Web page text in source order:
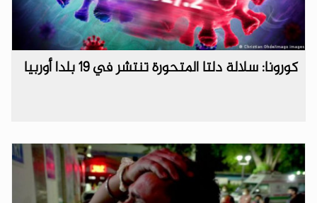
كورونا: سلالة دلتا المتحورة تنتشر في 19 بلدا أوربيا